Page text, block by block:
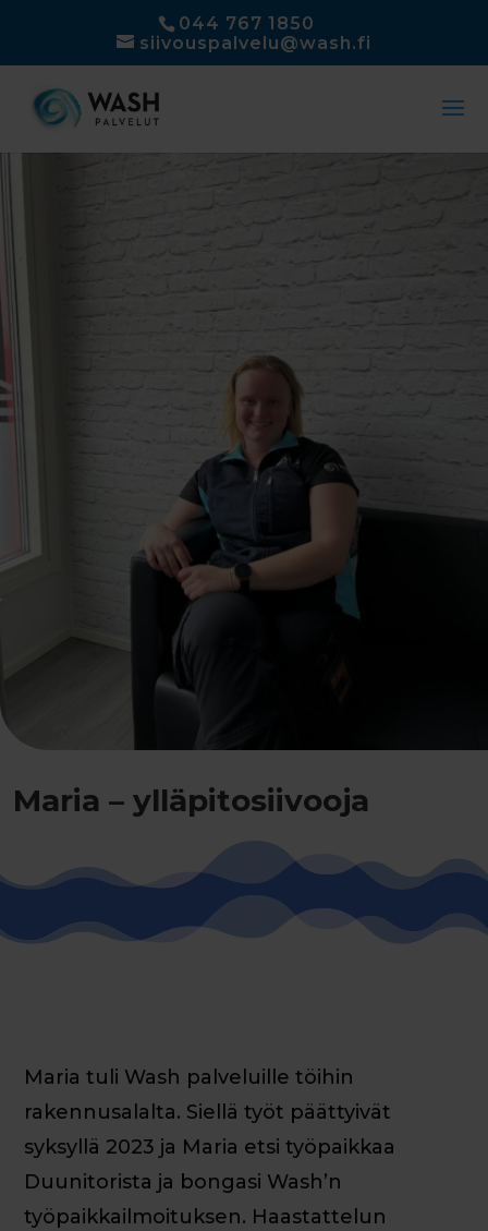
044 767 1850
siivouspalvelu@wash.fi
Maria – ylläpitosiivooja
Maria tuli Wash palveluille töihin
rakennusalalta. Siellä työt päättyivät
syksyllä 2023 ja Maria etsi työpaikkaa
Duunitorista ja bongasi Wash’n
työpaikkailmoituksen. Haastattelun